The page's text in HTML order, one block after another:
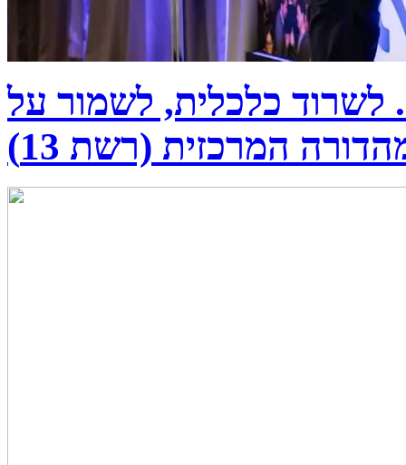
לשרוד כלכלית, לשמור על
המרכזית (רשת 13)